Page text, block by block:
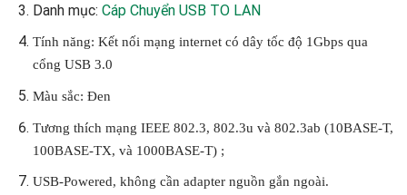
Danh mục: Cáp Chuyển USB TO LAN
Tính năng: Kết nối mạng internet có dây tốc độ 1Gbps qua
cổng USB 3.0
Màu sắc: Đen
Tương thích mạng IEEE 802.3, 802.3u và 802.3ab (10BASE-T,
100BASE-TX, và 1000BASE-T) ;
USB-Powered, không cần adapter nguồn gắn ngoài.